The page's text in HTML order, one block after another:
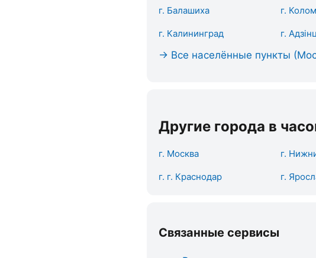
г. Балашиха г.
г. Калининград г.
→ Все населённые пункты
Другие города в
г. Москва г.
г. г. Краснодар г.
Связанные сервисы